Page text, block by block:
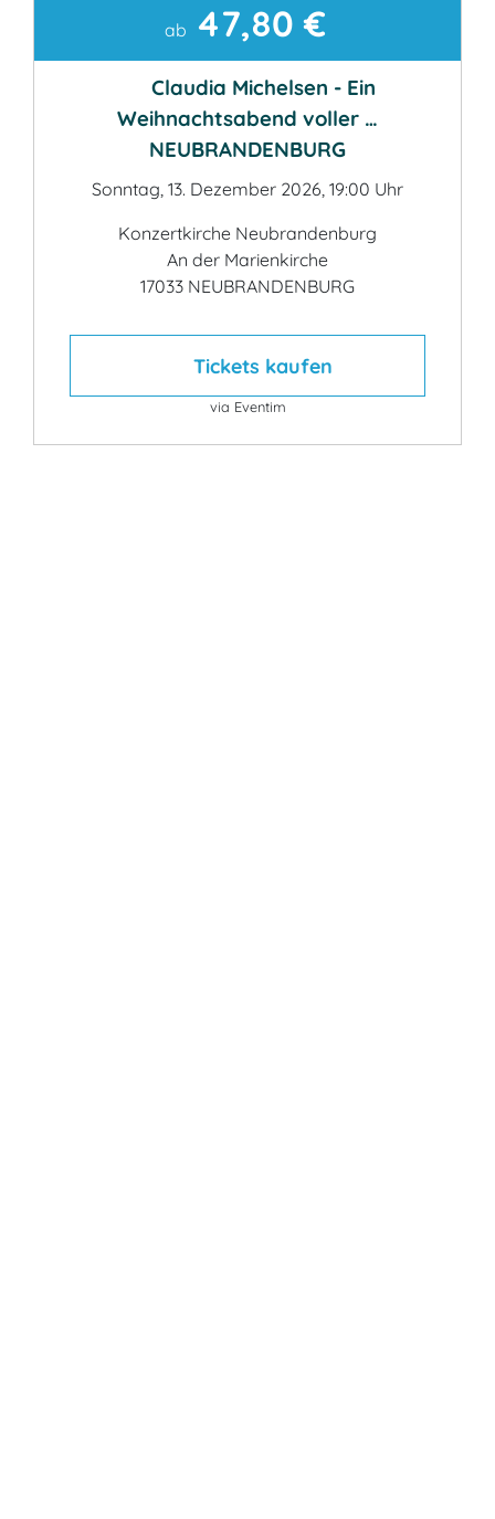
Kontaktab 47,80 €
Claudia Michelsen - Ein
Weihnachtsabend voller …
NEUBRANDENBURG
Sonntag, 13. Dezember 2026, 19:00 Uhr
Konzertkirche Neubrandenburg
An der Marienkirche
17033 NEUBRANDENBURG
Tickets kaufen
via Eventim